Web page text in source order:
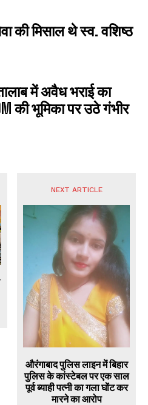
की मिसाल थे स्व. वशिष्ठ
में अवैध भराई का
की भूमिका पर उठे गंभीर
NEXT ARTICLE
औरंगाबाद पुलिस लाइन में बिहार
पुलिस के कांस्टेबल पर एक साल
पूर्व ब्याही पत्नी का गला घोंट कर
मारने का आरोप